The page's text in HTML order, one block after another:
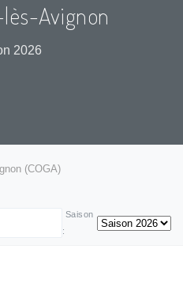
Avignon
2026
(COGA)
Saison
: